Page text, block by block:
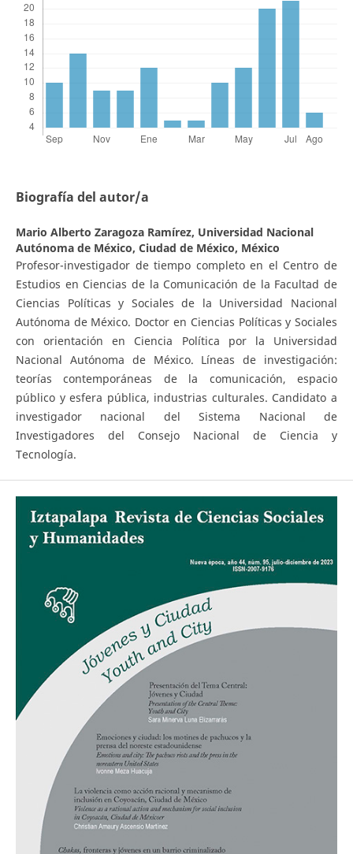
Biografía del autor/a
Mario Alberto Zaragoza Ramírez, Universidad Nacional
Autónoma de México, Ciudad de México, México
Profesor-investigador de tiempo completo en el Centro de
Estudios en Ciencias de la Comunicación de la Facultad de
Ciencias Políticas y Sociales de la Universidad Nacional
Autónoma de México. Doctor en Ciencias Políticas y Sociales
con orientación en Ciencia Política por la Universidad
Nacional Autónoma de México. Líneas de investigación:
teorías contemporáneas de la comunicación, espacio
público y esfera pública, industrias culturales. Candidato a
investigador nacional del Sistema Nacional de
Investigadores del Consejo Nacional de Ciencia y
Tecnología.